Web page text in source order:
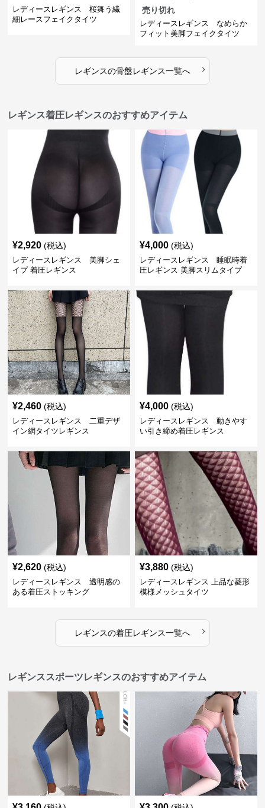
レディースレギンス 桜舞う繊
細レースフェイクタイツ
売り切れ
レディースレギンス なめらか
フィット美脚フェイクタイツ
レギンスの骨盤レギンス一覧へ ›
レギンス着圧レギンスのおすすめアイテム
¥2,920 (税込)
レディースレギンス 美脚シェ
イプ 着圧レギンス
¥4,000 (税込)
レディースレギンス 睡眠時着
圧レギンス 美脚スリムタイプ
¥2,460 (税込)
レディースレギンス 二重デザ
イン網タイツレギンス
¥4,000 (税込)
レディースレギンス 動きやす
い引き締め着圧レギンス
¥2,620 (税込)
レディースレギンス 透明感の
ある着圧ストッキング
¥3,880 (税込)
レディースレギンス 上品な菱形
模様メッシュタイツ
レギンスの着圧レギンス一覧へ ›
レギンススポーツレギンスのおすすめアイテム